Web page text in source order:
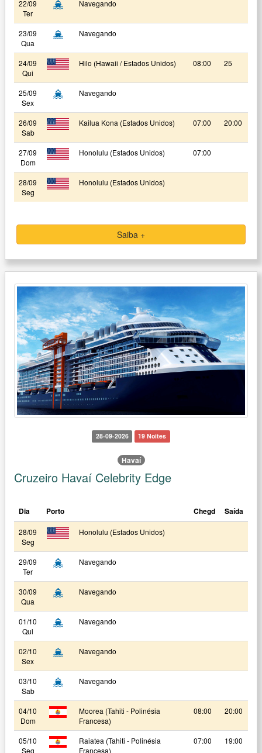
22/09
Ter
Navegando
23/09
Qua
Navegando
24/09
Qui
Hilo (Hawaii / Estados Unidos) 08:00 25
25/09
Sex
Navegando
26/09
Sab
Kailua Kona (Estados Unidos) 07:00 20:00
27/09
Dom
Honolulu (Estados Unidos) 07:00
28/09
Seg
Honolulu (Estados Unidos)
Saiba +
28-09-2026 19 Noites
Havaí
Cruzeiro Havaí Celebrity Edge
Dia Porto Chegd Saída
28/09
Seg
Honolulu (Estados Unidos)
29/09
Ter
Navegando
30/09
Qua
Navegando
01/10
Qui
Navegando
02/10
Sex
Navegando
03/10
Sab
Navegando
04/10
Dom
Moorea (Tahiti - Polinésia
Francesa)
08:00 20:00
05/10
Seg
Raiatea (Tahiti - Polinésia
Francesa)
07:00 19:00